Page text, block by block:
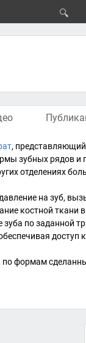
🔍
,
зубных рядов и
отделениях
на зуб,
костной
зуба по заданной
доступ
формам